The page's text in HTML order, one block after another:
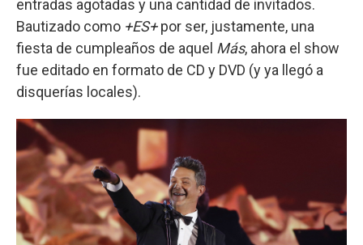
entradas agotadas y una cantidad de invitados.
Bautizado como +ES+por ser, justamente, una
fiesta de cumpleaños de aquel Más, ahora el show
fue editado en formato de CD y DVD (y ya llegó a
disquerías locales).